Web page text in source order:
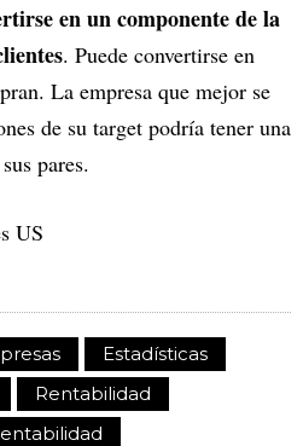
en un componente de la
. Puede convertirse en
La empresa que mejor se
de su target podría tener una
pares.
US
Estadísticas
Rentabilidad